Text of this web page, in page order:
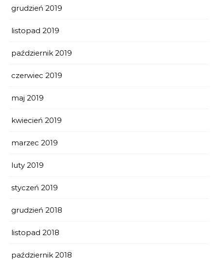
grudzień 2019
listopad 2019
październik 2019
czerwiec 2019
maj 2019
kwiecień 2019
marzec 2019
luty 2019
styczeń 2019
grudzień 2018
listopad 2018
październik 2018